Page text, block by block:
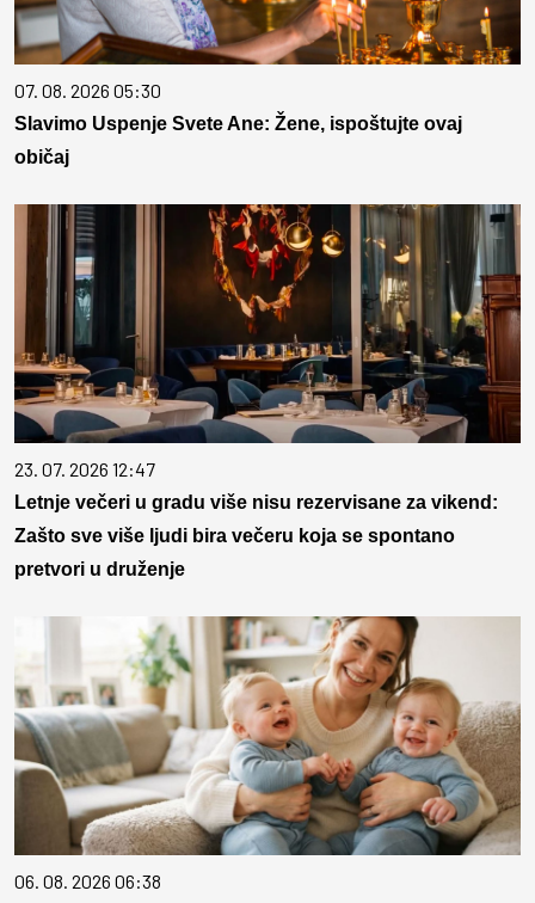
07. 08. 2026 05:30
Slavimo Uspenje Svete Ane: Žene, ispoštujte ovaj
običaj
23. 07. 2026 12:47
Letnje večeri u gradu više nisu rezervisane za vikend:
Zašto sve više ljudi bira večeru koja se spontano
pretvori u druženje
06. 08. 2026 06:38